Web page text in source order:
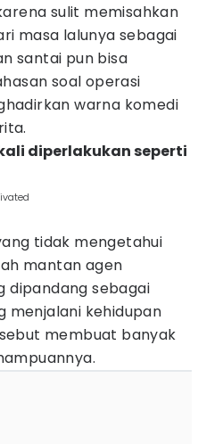
sulit memisahkan
masa lalunya sebagai
santai pun bisa
soal operasi
warna komedi
diperlakukan seperti
tidak mengetahui
mantan agen
dipandang sebagai
menjalani kehidupan
membuat banyak